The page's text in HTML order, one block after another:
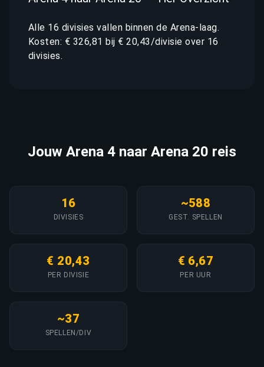
Alle 16 divisies vallen binnen de Arena-laag.
Kosten: € 326,81 bij € 20,43/divisie over 16
divisies.
Jouw Arena 4 naar Arena 20 reis
16
DIVISIES
~588
GEST. SPELLEN
€ 20,43
PER DIVISIE
€ 6,67
PER UUR
~37
SPELLEN/DIV